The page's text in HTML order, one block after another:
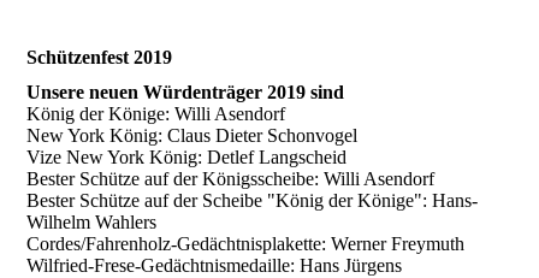
Schützenfest 2019
Unsere neuen Würdenträger 2019 sind
König der Könige: Willi Asendorf
New York König: Claus Dieter Schonvogel
Vize New York König: Detlef Langscheid
Bester Schütze auf der Königsscheibe: Willi Asendorf
Bester Schütze auf der Scheibe "König der Könige": Hans-
Wilhelm Wahlers
Cordes/Fahrenholz-Gedächtnisplakette: Werner Freymuth
Wilfried-Frese-Gedächtnismedaille: Hans Jürgens